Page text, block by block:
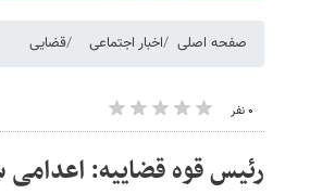
صفحه اصلی اخبار اجتماعی قضایی
۰ نفر
رئیس قوه قضاییه: